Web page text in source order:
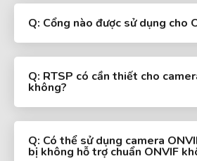
Q: Cổng nào được sử dụng cho
Q: RTSP có cần thiết cho
không?
Q: Có thể sử dụng camera
bị không hỗ trợ chuẩn ONVIF